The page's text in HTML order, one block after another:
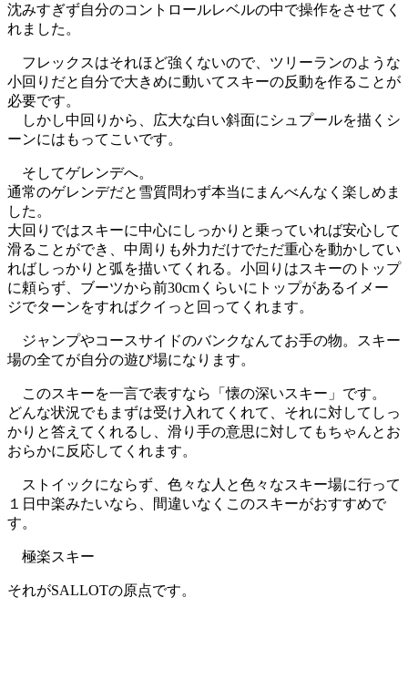
沈みすぎず自分のコントロールレベルの中で操作をさせてく
れました。
フレックスはそれほど強くないので、ツリーランのような
小回りだと自分で大きめに動いてスキーの反動を作ることが
必要です。
しかし中回りから、広大な白い斜面にシュプールを描くシ
ーンにはもってこいです。
そしてゲレンデへ。
通常のゲレンデだと雪質問わず本当にまんべんなく楽しめま
した。
大回りではスキーに中心にしっかりと乗っていれば安心して
滑ることができ、中周りも外力だけでただ重心を動かしてい
ればしっかりと弧を描いてくれる。小回りはスキーのトップ
に頼らず、ブーツから前30cmくらいにトップがあるイメー
ジでターンをすればクイっと回ってくれます。
ジャンプやコースサイドのバンクなんてお手の物。スキー
場の全てが自分の遊び場になります。
このスキーを一言で表すなら「懐の深いスキー」です。
どんな状況でもまずは受け入れてくれて、それに対してしっ
かりと答えてくれるし、滑り手の意思に対してもちゃんとお
おらかに反応してくれます。
ストイックにならず、色々な人と色々なスキー場に行って
１日中楽みたいなら、間違いなくこのスキーがおすすめで
す。
極楽スキー
それがSALLOTの原点です。